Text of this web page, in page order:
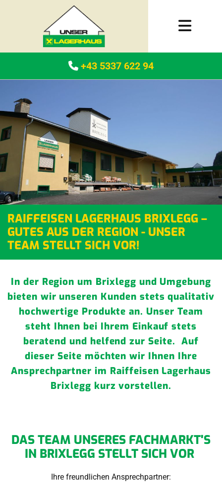
 +43 5337 622 94
RAIFFEISEN LAGERHAUS BRIXLEGG –
GUTES AUS DER REGION - UNSER
TEAM STELLT SICH VOR!
In der Region um Brixlegg und Umgebung
bieten wir unseren Kunden stets qualitativ
hochwertige Produkte an. Unser Team
steht Ihnen bei Ihrem Einkauf stets
beratend und helfend zur Seite. Auf
dieser Seite möchten wir Ihnen Ihre
Ansprechpartner im Raiffeisen Lagerhaus
Brixlegg kurz vorstellen.
DAS TEAM UNSERES FACHMARKT'S
IN BRIXLEGG STELLT SICH VOR
Ihre freundlichen Ansprechpartner: